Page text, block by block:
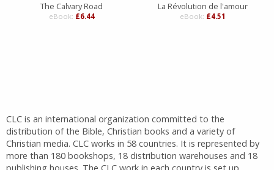
The Calvary Road
eBook: £6.44
La Révolution de l'amour
eBook: £4.51
CLC is an international organization committed to the
distribution of the Bible, Christian books and a variety of
Christian media. CLC works in 58 countries. It is represented by
more than 180 bookshops, 18 distribution warehouses and 18